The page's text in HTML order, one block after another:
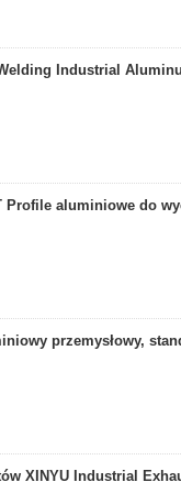
Industrial
Profile aluminiowe do
przemysłowy,
XINYU Industrial